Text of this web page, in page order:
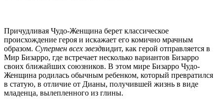
Причудливая Чудо-Женщина берет классическое
происхождение героя и искажает его комично мрачным
образом. Супермен всех звездвидит, как герой отправляется в
Мир Бизарро, где встречает несколько вариантов Бизарро
своих ближайших союзников. В этом мире Бизарро Чудо-
Женщина родилась обычным ребенком, который превратился
в статую, в отличие от Дианы, получившей жизнь в виде
младенца, вылепленного из глины.